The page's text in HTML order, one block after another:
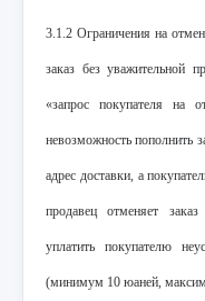
3.1.2 Ограничения на
заказ без уважительной
«запрос покупателя на
невозможность пополнить
адрес доставки, а
продавец отменяет
уплатить покупателю
(минимум 10 юаней,